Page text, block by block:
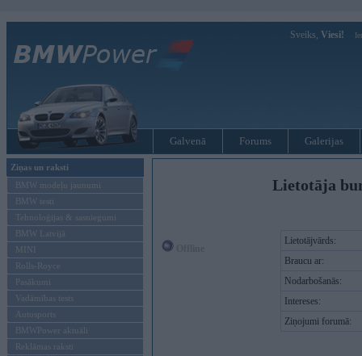
Sveiks, Viesi!
Galvenā Forums Galerijas
Ziņas un raksti
BMW modeļu jaunumi
BMW testi
Tehnoloģijas & sasniegumi
BMW Latvijā
MINI
Rolls-Royce
Pasākumi
Vadāmības tests
Autosports
BMWPower aktuāli
Reklāmas raksti
Lietotāja
Lietotājvārds:
Braucu ar:
Nodarbošanās:
Intereses:
Ziņojumi forumā: